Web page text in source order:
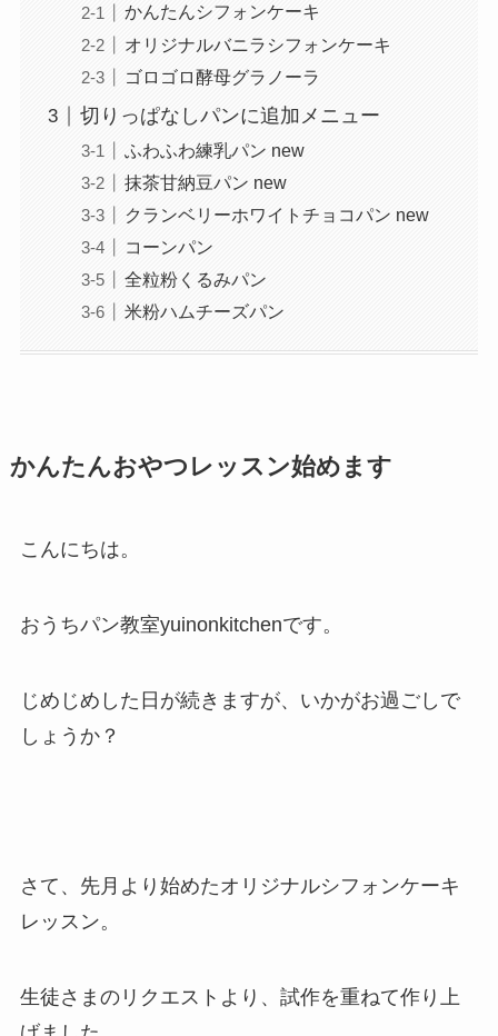
かんたんシフォンケーキ
オリジナルバニラシフォンケーキ
ゴロゴロ酵母グラノーラ
切りっぱなしパンに追加メニュー
ふわふわ練乳パン new
抹茶甘納豆パン new
クランベリーホワイトチョコパン new
コーンパン
全粒粉くるみパン
米粉ハムチーズパン
かんたんおやつレッスン始めます
こんにちは。
おうちパン教室yuinonkitchenです。
じめじめした日が続きますが、いかがお過ごしで
しょうか？
さて、先月より始めたオリジナルシフォンケーキ
レッスン。
生徒さまのリクエストより、試作を重ねて作り上